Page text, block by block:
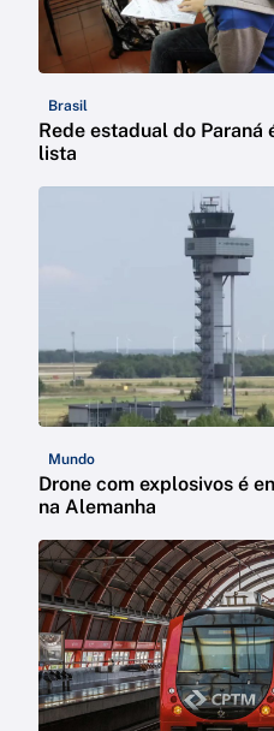
Brasil
Rede estadual do Paraná
lista
Mundo
Drone com explosivos é
na Alemanha